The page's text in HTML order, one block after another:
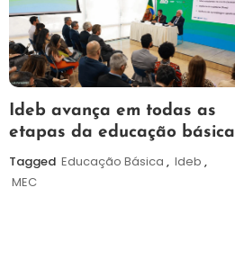
6
de
de
Maurilio
Ideb avança em todas as
etapas da educação básica
Tagged Educação Básica , Ideb ,
MEC